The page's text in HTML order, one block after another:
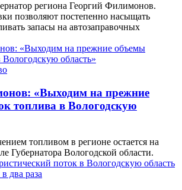
региона Георгий Филимонов.
позволяют постепенно насыщать
запасы на автозаправочных
«Выходим на прежние
топлива в Вологодскую
топливом в регионе остается на
Губернатора Вологодской области.